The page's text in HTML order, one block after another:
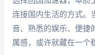
连接国内生活的方式。
音、熟悉的娱乐、便捷
属感，或许就藏在一个